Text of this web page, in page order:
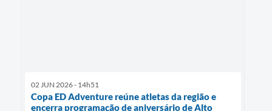
02 JUN 2026 - 14h51
Copa ED Adventure reúne atletas da região e
encerra programação de aniversário de Alto